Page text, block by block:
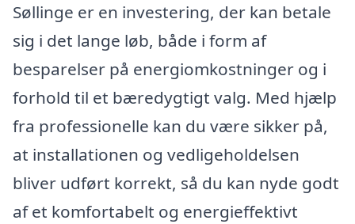
Søllinge er en investering, der kan betale
sig i det lange løb, både i form af
besparelser på energiomkostninger og i
forhold til et bæredygtigt valg. Med hjælp
fra professionelle kan du være sikker på,
at installationen og vedligeholdelsen
bliver udført korrekt, så du kan nyde godt
af et komfortabelt og energieffektivt